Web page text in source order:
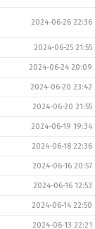
2024-06-26 22:36
2024-06-25 21:55
2024-06-24 20:09
2024-06-20 23:42
2024-06-20 21:55
2024-06-19 19:34
2024-06-18 22:36
2024-06-16 20:57
2024-06-16 12:53
2024-06-14 22:50
2024-06-13 22:21